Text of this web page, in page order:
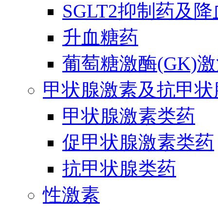
SGLT2抑制药及
升血糖药
葡萄糖激酶(GK)
甲状腺激素及抗甲
甲状腺激素类药
促甲状腺激素类药
抗甲状腺类药
性激素